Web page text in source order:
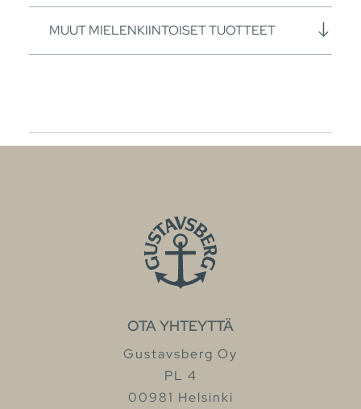
MUUT MIELENKIINTOISET TUOTTEET
OTA YHTEYTTÄ
Gustavsberg Oy
PL 4
00981 Helsinki